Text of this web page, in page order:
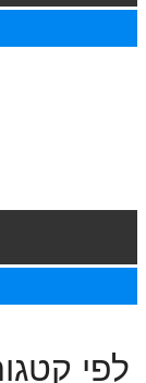
לפי